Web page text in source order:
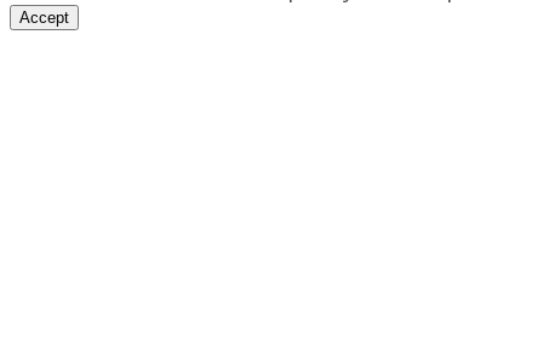
Accept